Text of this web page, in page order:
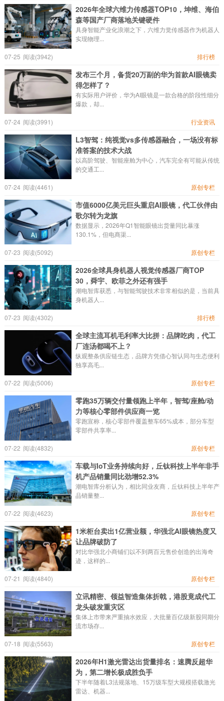
2026年全球六维力传感器TOP10，坤维、海伯
森等国产厂商落地关键硬件
具身智能产业化浪潮之下，六维力觉传感器作为机器人
实现物理...
07-25 阅读(3942) 排行榜
发布三个月，备货20万副的华为首款AI眼镜卖
得怎样了？
有实际用户评价，华为AI眼镜是一款合格的阶段性细分
爆款，却...
07-24 阅读(3991) 行业资讯
L3智驾：纯视觉vs多传感器融合，一场没有标
准答案的技术大战
以高阶驾驶、智能座舱为中心，汽车完全有可能从传统
的交通工...
07-24 阅读(4461) 原创专栏
市值6000亿美元巨头重启AI眼镜，代工伙伴由
歌尔转为龙旗
数据显示，2026年Q1智能眼镜出货量同比暴涨
130.1%，但电商渠...
07-23 阅读(5092) 原创专栏
2026全球具身机器人视觉传感器厂商TOP
30，舜宇、欧菲之外还有强手
潮电智库获悉，与智能驾驶技术非常相似的是，当前具
身机器人...
07-23 阅读(4302) 排行榜
全球主流耳机毛利率大比拼：品牌吃肉，代工
厂连汤都喝不上？
纵观整条供应链生态，品牌方凭借心智认同与生态便利
独享高毛...
07-22 阅读(5006) 原创专栏
零跑35万辆交付量领跑上半年，智驾/座舱/动
力等核心零部件供应商一览
零跑宣称，核心零部件覆盖整车65%成本，部分车型
零部件共享率...
07-22 阅读(4832) 原创专栏
车载与IoT业务持续向好，丘钛科技上半年非手
机产品销量同比劲增52.3%
潮电智库分析认为，相比同业友商，丘钛科技上半年产
品销量整...
07-22 阅读(4623) 原创专栏
1米柜台卖出1亿营业额，华强北AI眼镜热度又
让品牌破防了
对比华强北小商铺们以不到两百元售价创造的出海奇
迹，这样的...
07-21 阅读(4840) 原创专栏
立讯精密、领益智造集体折戟，港股竟成代工
龙头破发重灾区
集体上市带来严重抽水效应，大批量百亿级新股同期分
流市场存...
07-18 阅读(5563) 原创专栏
2026年H1激光雷达出货量排名：速腾反超华
为，第二增长极成胜负手
下半年随着L3法规落地、15万级车型大规模搭载激光
雷达、机器...